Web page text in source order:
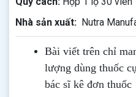
Nhà sản xuất: Nutra
Bài viết trên chỉ
lượng dùng thuốc
bác sĩ kê đơn thuốc